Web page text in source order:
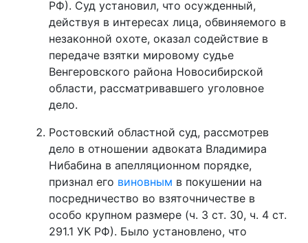
РФ). Суд установил, что осужденный,
действуя в интересах лица, обвиняемого в
незаконной охоте, оказал содействие в
передаче взятки мировому судье
Венгеровского района Новосибирской
области, рассматривавшего уголовное
дело.
Ростовский областной суд, рассмотрев
дело в отношении адвоката Владимира
Нибабина в апелляционном порядке,
признал его виновным в покушении на
посредничество во взяточничестве в
особо крупном размере (ч. 3 ст. 30, ч. 4 ст.
291.1 УК РФ). Было установлено, что